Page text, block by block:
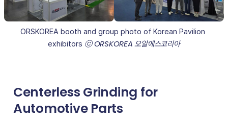
ORSKOREA booth and group photo of Korean Pavilion
exhibitors ⓒ ORSKOREA 오알에스코리아
Centerless Grinding for
Automotive Parts